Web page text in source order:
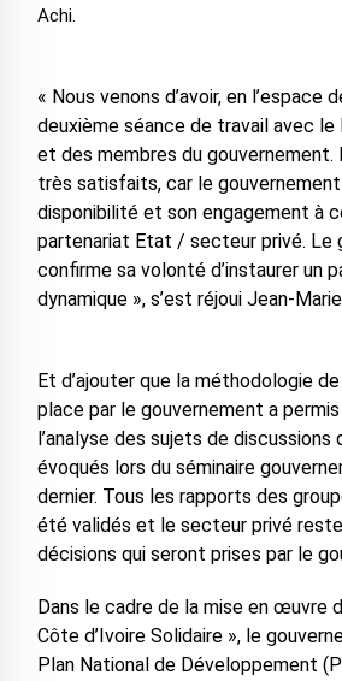
Achi.
« Nous venons d’avoir, en l’espace
deuxième séance de travail avec le
et des membres du gouvernement.
très satisfaits, car le
disponibilité et son engagement à
partenariat Etat / secteur privé. Le
confirme sa volonté d’instaurer un
dynamique », s’est réjoui Jean-
Et d’ajouter que la méthodologie
place par le gouvernement a permis
l’analyse des sujets de discussions
évoqués lors du séminaire
dernier. Tous les rapports des
été validés et le secteur privé
décisions qui seront prises par le
Dans le cadre de la mise en œuvre
Côte d’Ivoire Solidaire », le
Plan National de Développement